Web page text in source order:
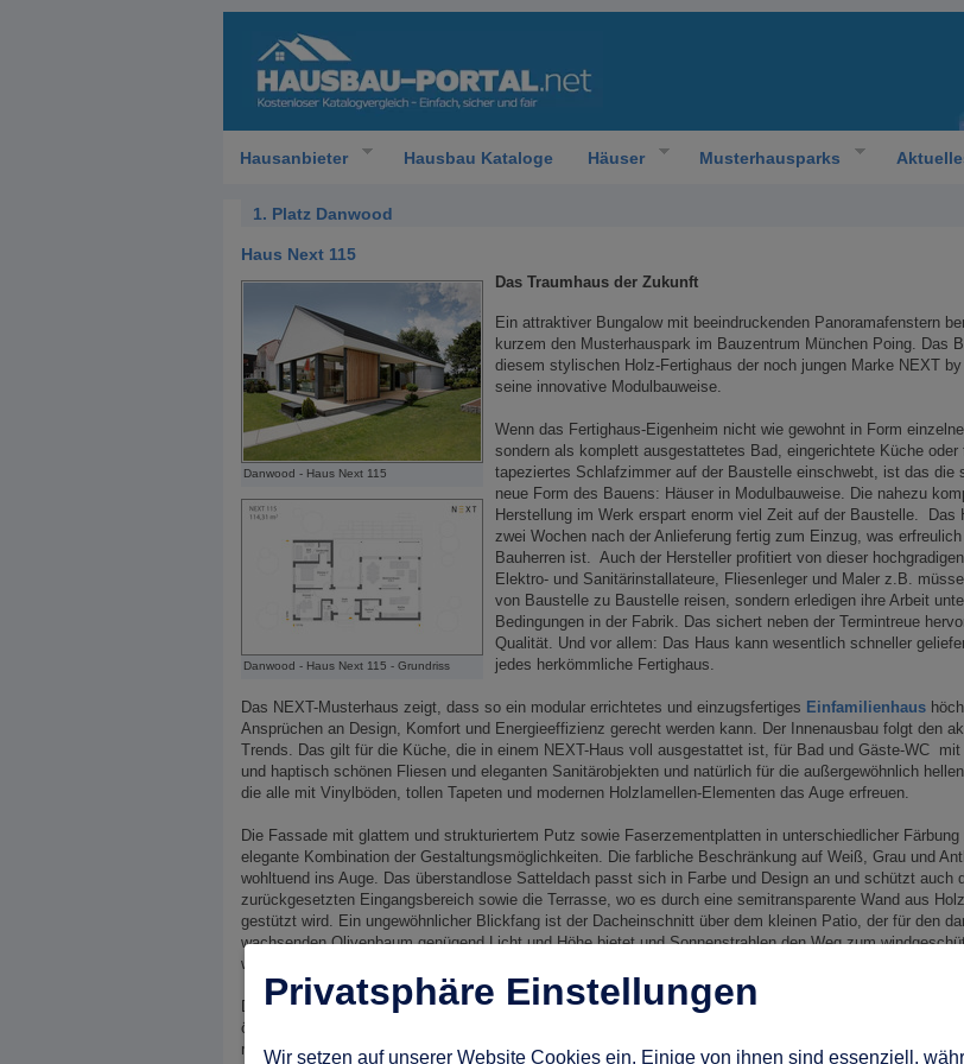
Hausanbieter Hausbau Kataloge Häuser Musterhausparks
1. Platz Danwood
Haus Next 115
Danwood - Haus Next 115
Danwood - Haus Next 115 - Grundriss
Das Traumhaus der Zukunft
Ein attraktiver Bungalow mit beeindruckenden Panoramafenstern
kurzem den Musterhauspark im Bauzentrum München Poing. Das
diesem stylischen Holz-Fertighaus der noch jungen Marke NEXT
seine innovative Modulbauweise.
Wenn das Fertighaus-Eigenheim nicht wie gewohnt in Form
sondern als komplett ausgestattetes Bad, eingerichtete Küche oder
tapeziertes Schlafzimmer auf der Baustelle einschwebt, ist das die
neue Form des Bauens: Häuser in Modulbauweise. Die nahezu
Herstellung im Werk erspart enorm viel Zeit auf der Baustelle. Das
zwei Wochen nach der Anlieferung fertig zum Einzug, was
Bauherren ist. Auch der Hersteller profitiert von dieser
Elektro- und Sanitärinstallateure, Fliesenleger und Maler z.B.
von Baustelle zu Baustelle reisen, sondern erledigen ihre Arbeit
Bedingungen in der Fabrik. Das sichert neben der Termintreue
Qualität. Und vor allem: Das Haus kann wesentlich schneller
jedes herkömmliche Fertighaus.
Das NEXT-Musterhaus zeigt, dass so ein modular errichtetes und einzugsfertiges Einfamilienhaus
Ansprüchen an Design, Komfort und Energieeffizienz gerecht werden kann. Der Innenausbau folgt den
Trends. Das gilt für die Küche, die in einem NEXT-Haus voll ausgestattet ist, für Bad und Gäste-WC
und haptisch schönen Fliesen und eleganten Sanitärobjekten und natürlich für die außergewöhnlich
die alle mit Vinylböden, tollen Tapeten und modernen Holzlamellen-Elementen das Auge erfreuen.
Die Fassade mit glattem und strukturiertem Putz sowie Faserzementplatten in unterschiedlicher Färbung
elegante Kombination der Gestaltungsmöglichkeiten. Die farbliche Beschränkung auf Weiß, Grau und
wohltuend ins Auge. Das überstandlose Satteldach passt sich in Farbe und Design an und schützt auch
zurückgesetzten Eingangsbereich sowie die Terrasse, wo es durch eine semitransparente Wand aus
gestützt wird. Ein ungewöhnlicher Blickfang ist der Dacheinschnitt über dem kleinen Patio, der für den
wachsenden Olivenbaum genügend Licht und Höhe bietet und Sonnenstrahlen den Weg zum
weist.
Danwood baut seine NEXT-Häuser normalerweise mit Flach- oder Walmdach. Das Musterhaus in
örtlichen Gegebenheiten angepasst und mit einem Satteldach gekrönt. Das ist natürlich auch für jeden
möglich, z.B., wenn es die Bauvorschriften erfordern.
Privatsphäre Einstellungen
Wir setzen auf unserer Website Cookies ein. Einige von ihnen sind essenziell,